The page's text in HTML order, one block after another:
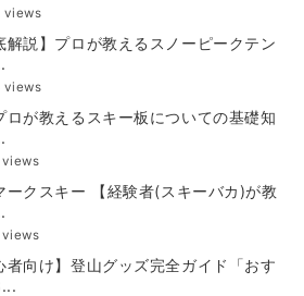
views
解説】プロが教えるスノーピークテン
views
ロが教えるスキー板についての基礎知
views
ークスキー 【経験者(スキーバカ)が教
views
者向け】登山グッズ完全ガイド「おす